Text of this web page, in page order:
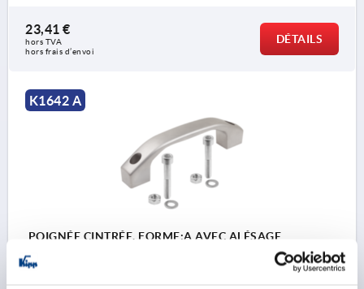
23,41 €
hors TVA
hors frais d’envoi
DÉTAILS
K1642 A
POIGNÉE CINTRÉE, FORME:A AVEC ALÉSAGE
TRAVERSANT, A=140, L=170, D=M08, ACIER INOX.
GRENAILLÉES OU ÉLECTROPOL